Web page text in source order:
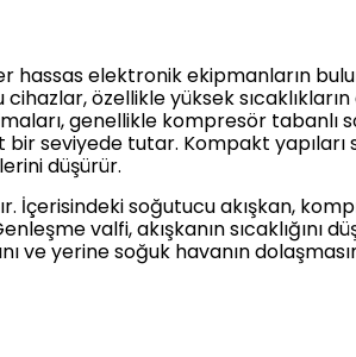
elektronik ekipmanların
özellikle yüksek
genellikle kompresör tabanlı
bir seviyede tutar. Kompakt yapıları
düşürür.
İçerisindeki soğutucu akışkan,
valfi, akışkanın sıcaklığını
ve yerine soğuk havanın